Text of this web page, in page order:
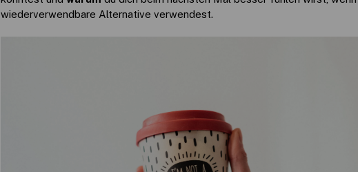
wiederverwendbare Alternative verwendest.